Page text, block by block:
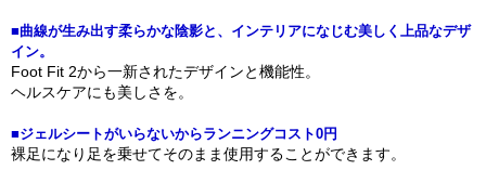
■曲線が生み出す柔らかな陰影と、インテリアになじむ美しく上品なデザ
イン。
Foot Fit 2から一新されたデザインと機能性。
ヘルスケアにも美しさを。
■ジェルシートがいらないからランニングコスト0円
裸足になり足を乗せてそのまま使用することができます。